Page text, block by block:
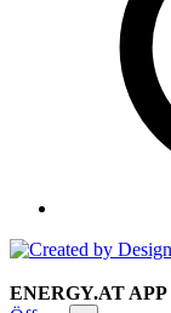
ENERGY.AT APP